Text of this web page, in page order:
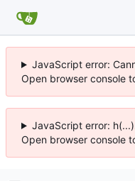
JavaScript error:
Open browser console
JavaScript error:
Open browser console